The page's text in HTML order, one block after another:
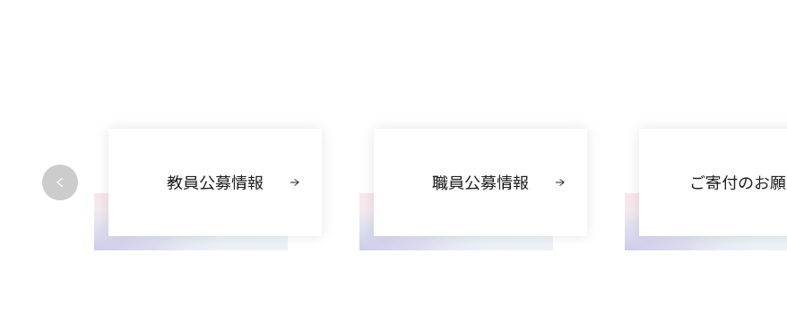
教員公募情報 職員公募情報 ご寄付のお